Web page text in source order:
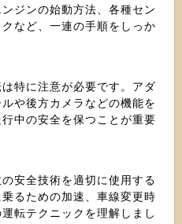
ジンの始動方法、各種セン
など、一連の手順をしっか
特に注意が必要です。アダ
や後方カメラなどの機能を
中の安全を保つことが重要
安全技術を適切に使用する
るための加速、車線変更時
転テクニックを理解しまし